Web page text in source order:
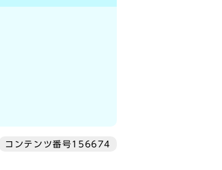
コンテンツ番号156674